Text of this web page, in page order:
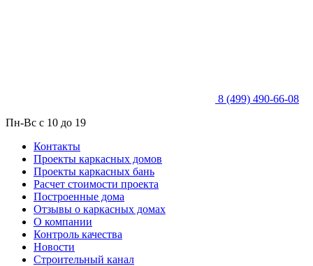
8 (499) 490-66-08
Пн-Вс с 10 до 19
Контакты
Проекты каркасных домов
Проекты каркасных бань
Расчет стоимости проекта
Построенные дома
Отзывы о каркасных домах
О компании
Контроль качества
Новости
Строительный канал